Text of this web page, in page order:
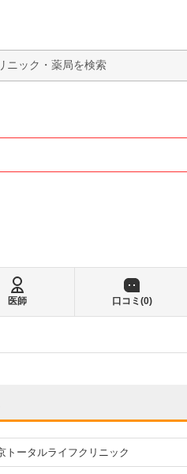
検索
医師 口コミ(0)
トータルライフクリニック